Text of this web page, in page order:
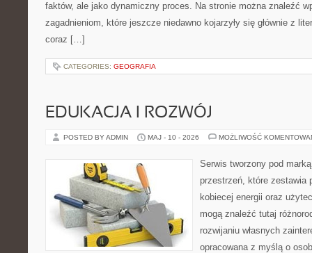
faktów, ale jako dynamiczny proces. Na stronie można znaleźć
zagadnieniom, które jeszcze niedawno kojarzyły się głównie z
coraz […]
CATEGORIES: GEOGRAFIA
EDUKACJA I ROZWÓJ
POSTED BY ADMIN MAJ - 10 - 2026 MOŻLIWOŚĆ
Serwis tworzony pod
przestrzeń, które zestawia
kobiecej energii oraz
mogą znaleźć tutaj
rozwijaniu własnych
opracowana z myślą o